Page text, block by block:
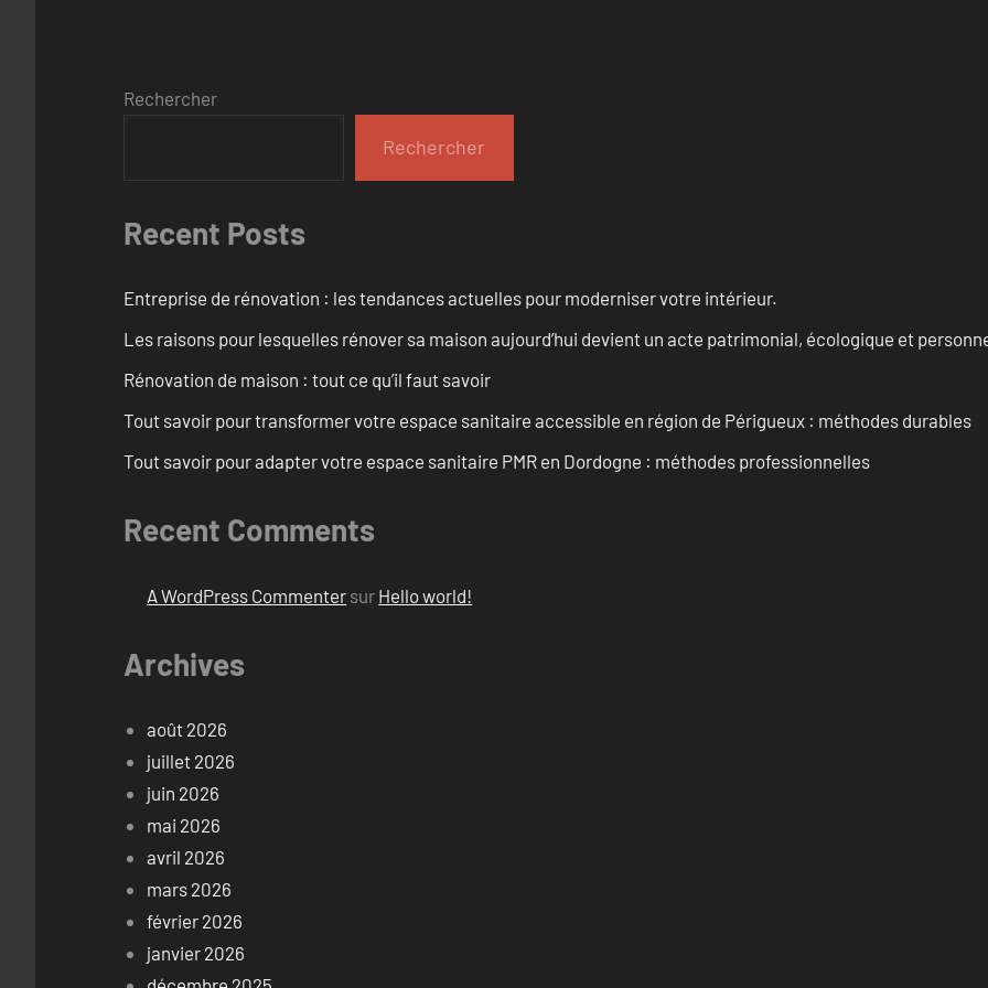
Rechercher
Rechercher
Recent Posts
Entreprise de rénovation : les tendances actuelles pour moderniser votre intérieur.
Les raisons pour lesquelles rénover sa maison aujourd’hui devient un acte patrimonial, écologique et
Rénovation de maison : tout ce qu’il faut savoir
Tout savoir pour transformer votre espace sanitaire accessible en région de Périgueux : méthodes durables
Tout savoir pour adapter votre espace sanitaire PMR en Dordogne : méthodes professionnelles
Recent Comments
A WordPress Commenter sur Hello world!
Archives
août 2026
juillet 2026
juin 2026
mai 2026
avril 2026
mars 2026
février 2026
janvier 2026